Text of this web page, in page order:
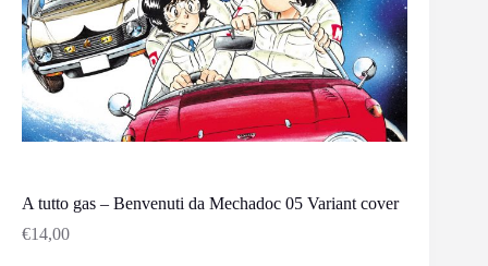
A tutto gas – Benvenuti da Mechadoc 05 Variant cover
€14,00